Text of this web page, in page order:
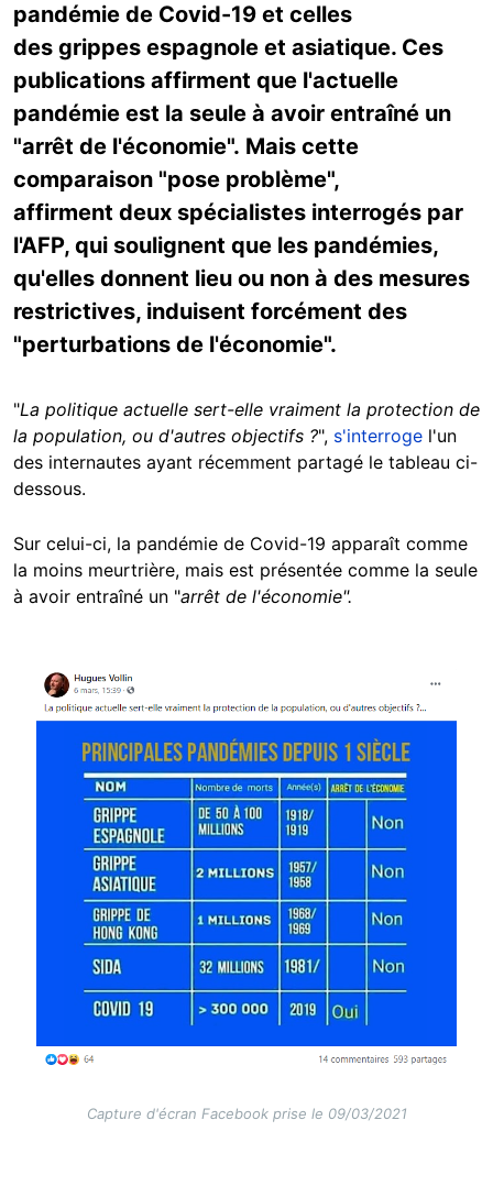
pandémie de Covid-19 et celles
des grippes espagnole et asiatique. Ces
publications affirment que l'actuelle
pandémie est la seule à avoir entraîné un
"arrêt de l'économie". Mais cette
comparaison "pose problème",
affirment deux spécialistes interrogés par
l'AFP, qui soulignent que les pandémies,
qu'elles donnent lieu ou non à des mesures
restrictives, induisent forcément des
"perturbations de l'économie".
"La politique actuelle sert-elle vraiment la protection de
la population, ou d'autres objectifs ?", s'interroge l'un
des internautes ayant récemment partagé le tableau ci-
dessous.
Sur celui-ci, la pandémie de Covid-19 apparaît comme
la moins meurtrière, mais est présentée comme la seule
à avoir entraîné un "arrêt de l'économie".
Image
Capture d'écran Facebook prise le 09/03/2021